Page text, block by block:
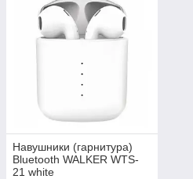
Навушники (гарнитура)
Bluetooth WALKER WTS-
21 white